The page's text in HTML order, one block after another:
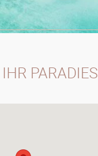
IHR PARADIES